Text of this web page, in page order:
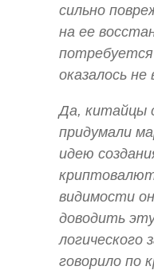
сильно
на ее
оказалось
Да, китайцы
придумали
идею
видимости
доводить
логического
говорило по